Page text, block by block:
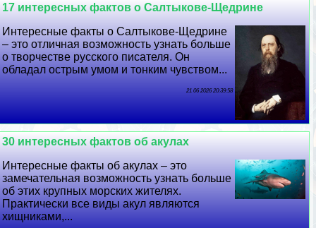
17 интересных фактов о Салтыкове-Щедрине
Интересные факты о Салтыкове-Щедрине
– это отличная возможность узнать больше
о творчестве русского писателя. Он
обладал острым умом и тонким чувством...
21 06 2026 20:39:58
30 интересных фактов об акулах
Интересные факты об акулах – это
замечательная возможность узнать больше
об этих крупных морских жителях.
Пpaктически все виды акул являются
хищниками,...